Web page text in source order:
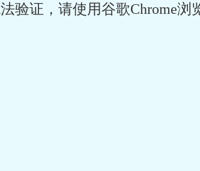
验证，请使用谷歌Chrome浏